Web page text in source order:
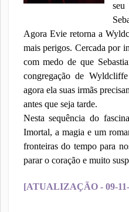
Agora Evie retorna a
mais perigos. Cercada por
com medo de que
congregação de
agora ela suas irmãs
antes que seja tarde.
Nesta sequência do
Imortal, a magia e um
fronteiras do tempo para
parar o coração e muito
[ATUALIZAÇÃO - 09-